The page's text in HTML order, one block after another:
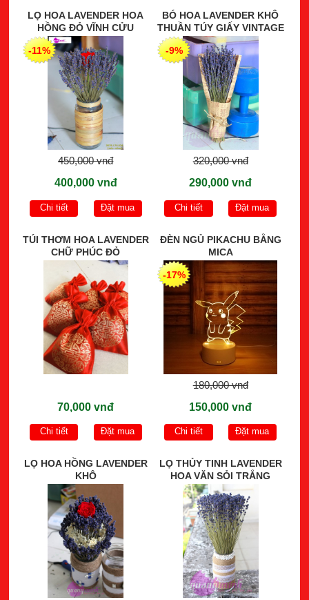
LỌ HOA LAVENDER HOA
HỒNG ĐỎ VĨNH CỬU
-11%
450,000 vnđ
400,000 vnđ
Chi tiết Đặt mua
BÓ HOA LAVENDER KHÔ
THUẦN TÚY GIẤY VINTAGE
-9%
320,000 vnđ
290,000 vnđ
Chi tiết Đặt mua
TÚI THƠM HOA LAVENDER
CHỮ PHÚC ĐỎ
70,000 vnđ
Chi tiết Đặt mua
ĐÈN NGỦ PIKACHU BẰNG
MICA
-17%
180,000 vnđ
150,000 vnđ
Chi tiết Đặt mua
LỌ HOA HỒNG LAVENDER
KHÔ
LỌ THỦY TINH LAVENDER
HOA VĂN SỎI TRẮNG